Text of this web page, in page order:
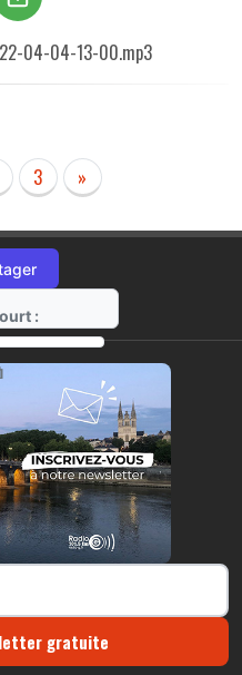
04-04-13-00.mp3
3 »
:
g.fr?r35
gratuite